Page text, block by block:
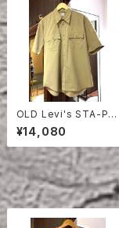
OLD Levi's STA-PR
EST HALF SLEEVE S
HIRT
¥14,080